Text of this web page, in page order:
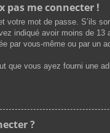
pas me connecter !
votre mot de passe. S’ils
indiqué avoir moins de
par vous-même ou par un
que vous ayez fourni une
?